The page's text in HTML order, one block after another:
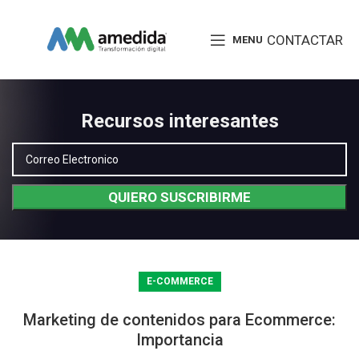
MENU CONTACTAR
Recursos interesantes
E-COMMERCE
Marketing de contenidos para Ecommerce:
Importancia